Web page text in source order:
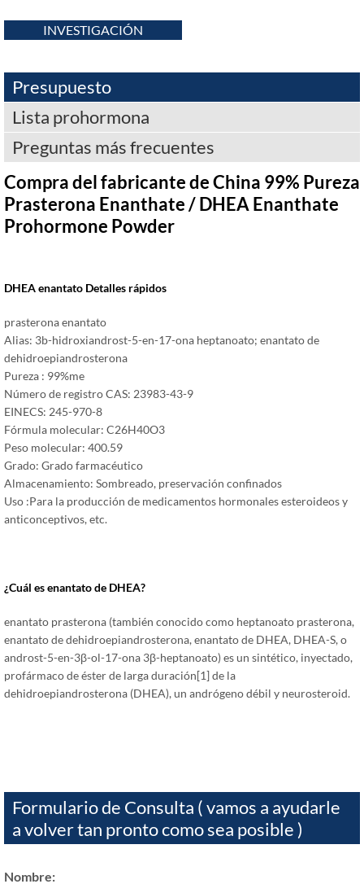
INVESTIGACIÓN
Presupuesto
Lista prohormona
Preguntas más frecuentes
Compra del fabricante de China 99% Pureza
Prasterona Enanthate / DHEA Enanthate
Prohormone Powder
DHEA enantato Detalles rápidos
prasterona enantato
Alias: 3b-hidroxiandrost-5-en-17-ona heptanoato; enantato de
dehidroepiandrosterona
Pureza : 99%me
Número de registro CAS: 23983-43-9
EINECS: 245-970-8
Fórmula molecular: C26H40O3
Peso molecular: 400.59
Grado: Grado farmacéutico
Almacenamiento: Sombreado, preservación confinados
Uso :Para la producción de medicamentos hormonales esteroideos y
anticonceptivos, etc.
¿Cuál es enantato de DHEA?
enantato prasterona (también conocido como heptanoato prasterona,
enantato de dehidroepiandrosterona, enantato de DHEA, DHEA-S, o
androst-5-en-3β-ol-17-ona 3β-heptanoato) es un sintético, inyectado,
profármaco de éster de larga duración[1] de la
dehidroepiandrosterona (DHEA), un andrógeno débil y neurosteroid.
Formulario de Consulta ( vamos a ayudarle
a volver tan pronto como sea posible )
Nombre: